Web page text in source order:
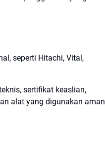
seperti Hitachi, Vital,
sertifikat keaslian,
alat yang digunakan aman